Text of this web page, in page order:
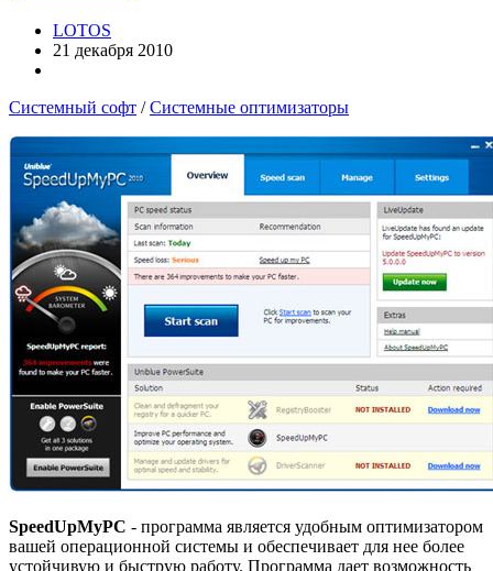
LOTOS
21 декабря 2010
Системный софт /Системные оптимизаторы
SpeedUpMyPC - программа является удобным оптимизатором
вашей операционной системы и обеспечивает для нее более
устойчивую и быструю работу. Программа дает возможность